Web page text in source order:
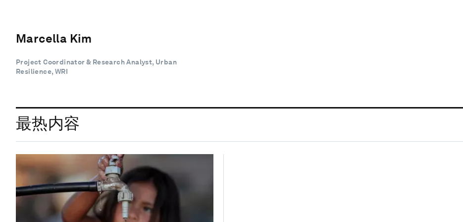
Marcella Kim
Project Coordinator & Research Analyst, Urban
Resilience, WRI
最热内容